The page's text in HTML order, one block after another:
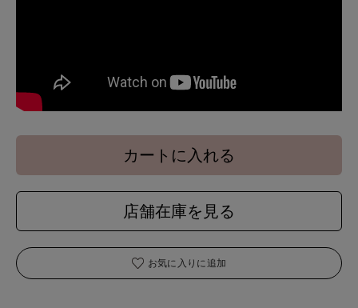
カートに入れる
店舗在庫を見る
お気に入りに追加